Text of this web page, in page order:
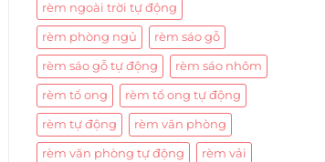
rèm ngoài trời tự động
rèm phòng ngủ rèm sáo gỗ
rèm sáo gỗ tự động rèm sáo nhôm
rèm tổ ong rèm tổ ong tự động
rèm tự động rèm văn phòng
rèm văn phòng tự động rèm vải